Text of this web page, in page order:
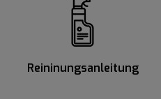
Reininungsanleitung